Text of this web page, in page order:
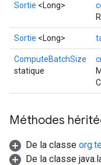
Sortie <Long>
Sortie <Long>
ComputeBatchSize
statique
Méthodes
De la classe
De la classe